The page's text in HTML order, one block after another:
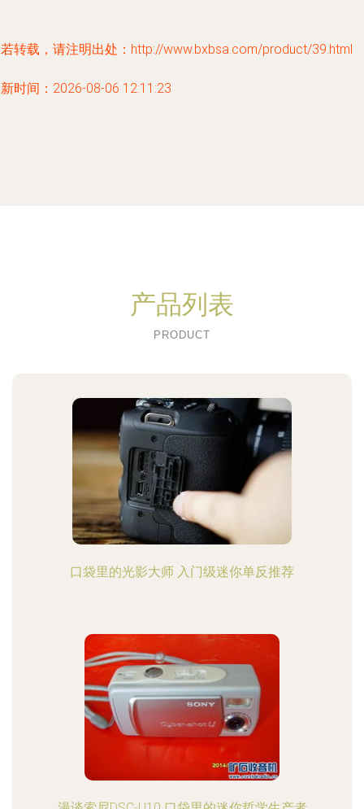
转载，请注明出处：http://www.bxbsa.com/product/39.html
时间：2026-08-06 12:11:23
产品列表
PRODUCT
口袋里的光影大师 入门级迷你单反推荐